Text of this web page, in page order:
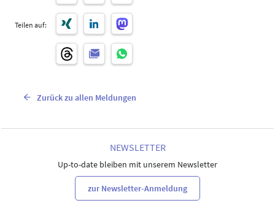
Teilen auf:
Zurück zu allen Meldungen
NEWSLETTER
Up-to-date bleiben mit unserem Newsletter
zur Newsletter-Anmeldung